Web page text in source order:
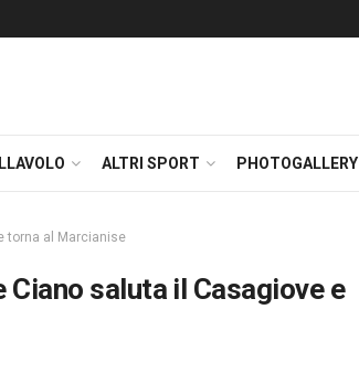
ALTRI SPORT PHOTOGALLERY
torna al Marcianise
saluta il Casagiove e